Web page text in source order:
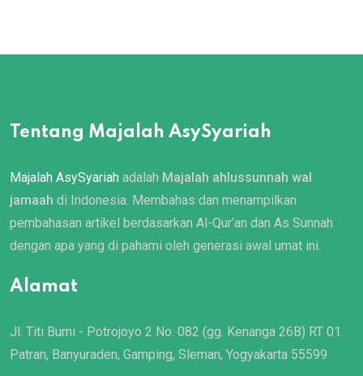
Tentang Majalah AsySyariah
Majalah AsySyariah adalah Majalah ahlussunnah wal
jamaah di Indonesia. Membahas dan menampilkan
pembahasan artikel berdasarkan Al-Qur’an dan As Sunnah
dengan apa yang di pahami oleh generasi awal umat ini.
Alamat
Jl. Titi Bumi - Potrojoyo 2 No. 082 (gg. Kenanga 26B) RT 01
Patran, Banyuraden, Gamping, Sleman, Yogyakarta 55599